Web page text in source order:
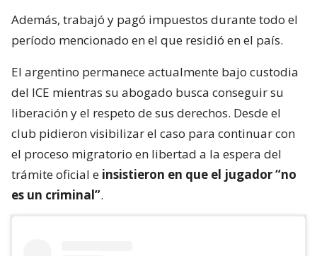
Además, trabajó y pagó impuestos durante todo el
período mencionado en el que residió en el país.
El argentino permanece actualmente bajo custodia
del ICE mientras su abogado busca conseguir su
liberación y el respeto de sus derechos. Desde el
club pidieron visibilizar el caso para continuar con
el proceso migratorio en libertad a la espera del
trámite oficial e insistieron en que el jugador “no
es un criminal”.